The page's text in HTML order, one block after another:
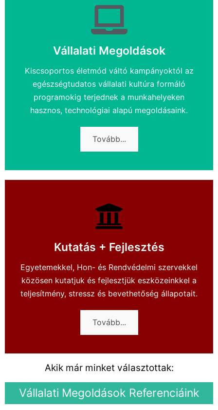
Vállalati Megoldások
Kiscsoportos életmód váltó kampányoktól az
egészségtudatos vállalati kultúra formáló
programokig terjednek a munkahelyeken
hasznos, technológiai alapú megoldásaink.
Tovább...
Kutatás + Fejlesztés
Egyetemekkel, Hon- és Rendvédelmi szervekkel
közösen kutatjuk és fejlesztjük eszközeinkkel a
teljesítmény, stressz és bevethetőség állapotait.
Tovább...
Akik már minket választottak:
Vállalati Megoldások Referenciáink